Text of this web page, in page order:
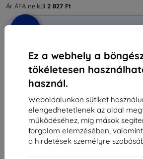
Ez a webhely a
tökéletesen
használ.
Weboldalunkon sütiket
elengedhetetlenek az oldal
működéséhez, míg mások
forgalom elemzésében,
a hirdetések személyre
Ár ÁFA nelkül 2 827 Ft
-10%
Külső raktáron > 5 db
Kosárba
Mennyiségi kedvezmények